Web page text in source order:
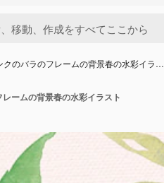
クのバラのフレームの背景春の水彩イラ…
ームの背景春の水彩イラスト